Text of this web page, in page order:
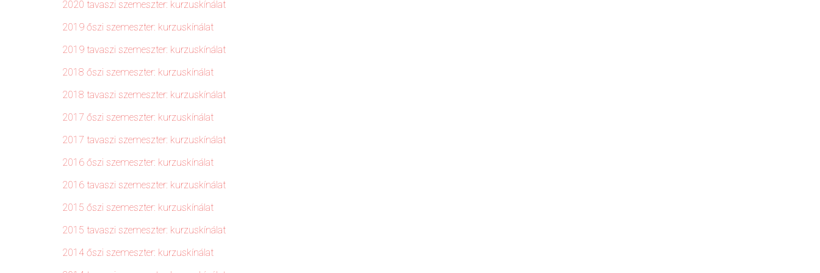
2020 tavaszi szemeszter: kurzuskínálat
2019 őszi szemeszter: kurzuskínálat
2019 tavaszi szemeszter: kurzuskínálat
2018 őszi szemeszter: kurzuskínálat
2018 tavaszi szemeszter: kurzuskínálat
2017 őszi szemeszter: kurzuskínálat
2017 tavaszi szemeszter: kurzuskínálat
2016 őszi szemeszter: kurzuskínálat
2016 tavaszi szemeszter: kurzuskínálat
2015 őszi szemeszter: kurzuskínálat
2015 tavaszi szemeszter: kurzuskínálat
2014 őszi szemeszter: kurzuskínálat